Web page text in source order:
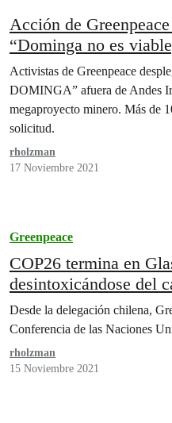
Acción de
“Dominga no es
la ciudadanía
nefasto proyecto”
Activistas de Greenpeace
DOMINGA” afuera de Andes
megaproyecto minero. Más de
solicitud.
rholzman
17 Noviembre 2021
Greenpeace
COP26 termina en
desintoxicándose del
proyectos como
Desde la delegación chilena,
Conferencia de las Naciones
rholzman
15 Noviembre 2021